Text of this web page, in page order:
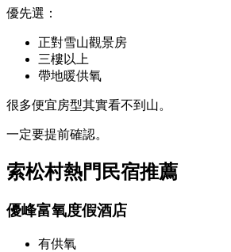
優先選：
正對雪山觀景房
三樓以上
帶地暖供氧
很多便宜房型其實看不到山。
一定要提前確認。
索松村熱門民宿推薦
優峰富氧度假酒店
有供氧